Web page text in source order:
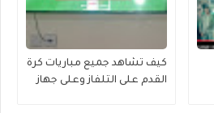
كيف تشاهد جميع مباريات كرة
القدم على التلفاز وعلى جهاز